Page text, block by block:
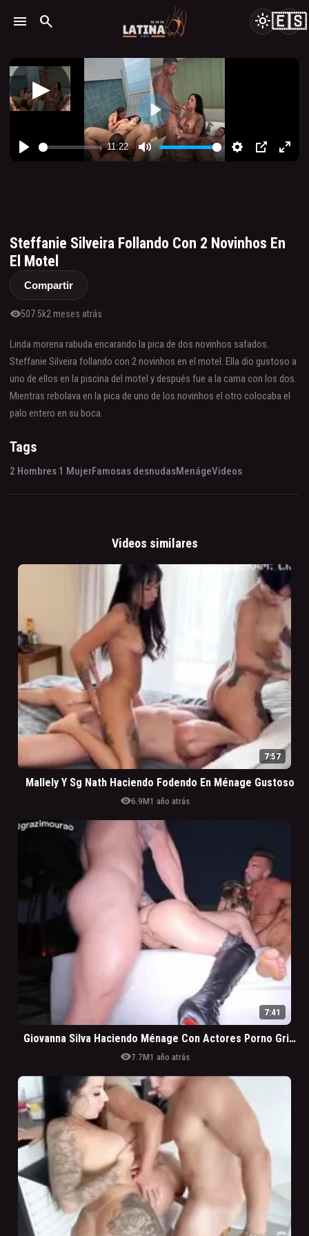
menu search light_mode🇪🇸
Steffanie Silveira Follando Con 2 Novinhos En
El Motel
Compartir
visibility507.5k2 meses atrás
Linda morena rabuda encarando la pica de dos novinhos safados.
Steffanie Silveira follando con 2 novinhos en el motel. Ella dio gustoso a
uno de ellos en la piscina del motel y después fue a la cama con los dos.
Mientras rebolava en la pica de uno de los novinhos el otro colocaba el
palo entero en su boca.
Tags
2 Hombres 1 MujerFamosas desnudasMenágeVideos
Videos similares
7:57
Mallely Y Sg Nath Haciendo Fodendo En Ménage Gustoso
visibility6.9M1 año atrás
7:41
Giovanna Silva Haciendo Ménage Con Actores Porno Gringos
visibility7.7M1 año atrás